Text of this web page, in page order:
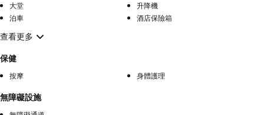
大堂
升降機
泊車
酒店保險箱
查看更多
保健
按摩 身體護理
無障礙設施